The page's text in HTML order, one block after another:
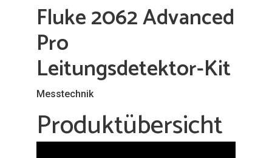
Fluke 2062 Advanced
Pro
Leitungsdetektor-Kit
Messtechnik
Produktübersicht